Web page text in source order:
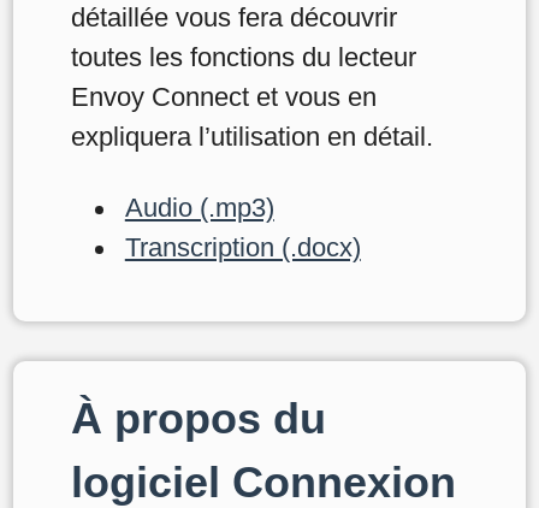
détaillée vous fera découvrir
toutes les fonctions du lecteur
Envoy Connect et vous en
expliquera l’utilisation en détail.
Audio (.mp3)
Transcription (.docx)
À propos du
logiciel Connexion